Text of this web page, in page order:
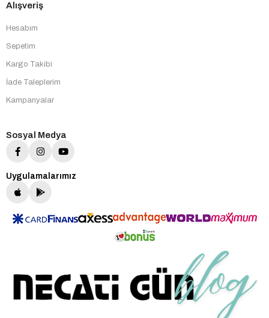
Alışveriş
Hesabım
Sepetim
Kargo Takibi
İade Taleplerim
Kampanyalar
Sosyal Medya
Uygulamalarımız